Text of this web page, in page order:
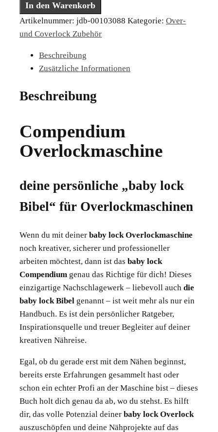
Overlockmaschinen
Menge
In den Warenkorb
Artikelnummer: jdb-00103088 Kategorie: Over-
und Coverlock Zubehör
Beschreibung
Zusätzliche Informationen
Beschreibung
Compendium
Overlockmaschine
deine persönliche „baby lock
Bibel“ für Overlockmaschinen
Wenn du mit deiner baby lock Overlockmaschine
noch kreativer, sicherer und professioneller
arbeiten möchtest, dann ist das baby lock
Compendium genau das Richtige für dich! Dieses
einzigartige Nachschlagewerk – liebevoll auch die
baby lock Bibel genannt – ist weit mehr als nur ein
Handbuch. Es ist dein persönlicher Ratgeber,
Inspirationsquelle und treuer Begleiter auf deiner
kreativen Nähreise.
Egal, ob du gerade erst mit dem Nähen beginnst,
bereits erste Erfahrungen gesammelt hast oder
schon ein echter Profi an der Maschine bist – dieses
Buch holt dich genau da ab, wo du stehst. Es hilft
dir, das volle Potenzial deiner baby lock Overlock
auszuschöpfen und deine Nähprojekte auf das